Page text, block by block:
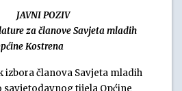
POZIV
za članove Savjeta mladih
Kostrena
izbora članova Savjeta mladih
savjetodavnog tijela Općine